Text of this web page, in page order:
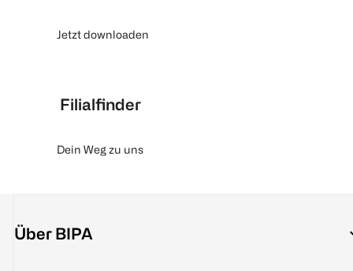
Jetzt downloaden
Filialfinder
Dein Weg zu uns
Über BIPA